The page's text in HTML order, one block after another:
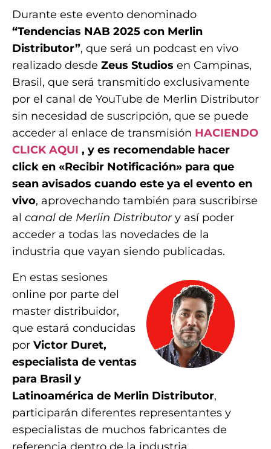
Durante este evento denominado
“Tendencias NAB 2025 con Merlin
Distributor”, que será un podcast en vivo
realizado desde Zeus Studios en Campinas,
Brasil, que será transmitido exclusivamente
por el canal de YouTube de Merlin Distributor
sin necesidad de suscripción, que se puede
acceder al enlace de transmisión HACIENDO
CLICK AQUI , y es recomendable hacer
click en «Recibir Notificación» para que
sean avisados cuando este ya el evento en
vivo, aprovechando también para suscribirse
al canal de Merlin Distributory así poder
acceder a todas las novedades de la
industria que vayan siendo publicadas.
En estas sesiones
online por parte del
master distribuidor,
que estará conducidas
por Victor Duret,
especialista de ventas
para Brasil y
Latinoamérica de Merlin Distributor,
participarán diferentes representantes y
especialistas de muchos fabricantes de